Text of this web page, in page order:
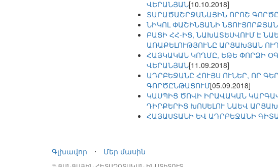
ՎԵՐԱՆՅԱՆ[10.10.2018]
ՏԱՐԱԾԱՇՐՋԱՆԱՅԻՆ ՈՐՈՇ
ՆԻԿՈԼ ՓԱՇԻՆՅԱՆԻ
ԲԱՑԻ ՀՀ-ԻՑ, ՆԱԽԱՏԵՍՎՈՒՄ Է
ԱՌԱՔԵԼՈՒԹՅՈՒՆԸ ԱՐՑԱԽՅԱՆ
ՀԱՅԿԱԿԱՆ ԿՈՂՄԸ, ԵԹԵ ՓՈՐՁԻ
ՎԵՐԱՆՅԱՆ[11.09.2018]
ԱԴՐԲԵՋԱՆԸ ՀՈՒՅՍ ՈՒՆԵՐ, ՈՐ
ԳՈՐԾԸՆԹԱՑՈՒՄ[05.09.2018]
ԿԱՍՊԻՑ ԾՈՎԻ ԻՐԱՎԱԿԱՆ
ԴԻՐՔԵՐԻՑ ԽՈՍԵԼՈՒ ՆԱԵՎ
ՀԱՅԱՍՏԱՆԻ ԵՎ ԱԴՐԲԵՋԱՆԻ
Գլխավոր ⋅ Մեր մասին